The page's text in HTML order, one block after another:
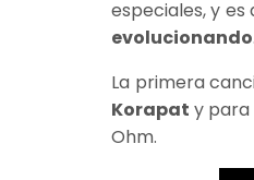
especiales, y es
evolucionando.
La primera
Korapat y para
Ohm.